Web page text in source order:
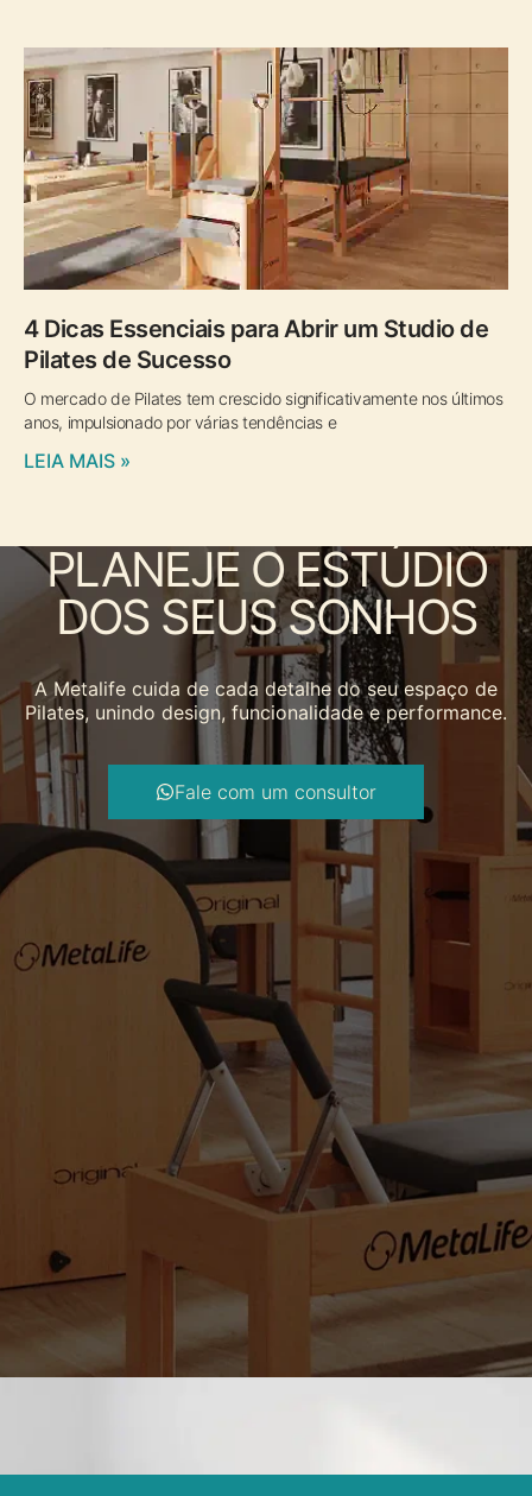
4 Dicas Essenciais para Abrir um Studio de
Pilates de Sucesso
O mercado de Pilates tem crescido significativamente nos últimos
anos, impulsionado por várias tendências e
LEIA MAIS »
PLANEJE O ESTÚDIO
DOS SEUS SONHOS
A Metalife cuida de cada detalhe do seu espaço de
Pilates, unindo design, funcionalidade e performance.
Fale com um consultor